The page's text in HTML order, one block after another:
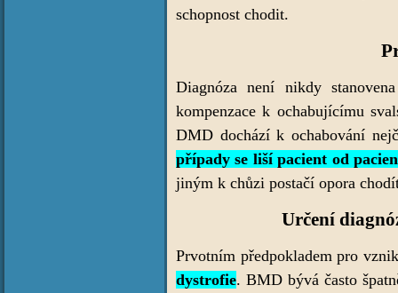
schopnost chodit.
Diagnóza není nikdy
kompenzace k ochabujícímu
DMD dochází k ochabování
případy se liší pacient od
jiným k chůzi postačí opora
Určení
Prvotním předpokladem pro
dystrofie. BMD bývá často